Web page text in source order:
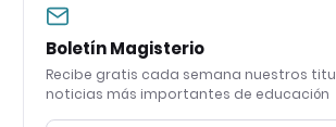
Boletín Magisterio
Recibe gratis cada semana nuestros
noticias más importantes de educación